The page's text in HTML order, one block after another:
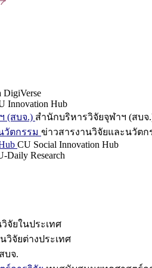
DigiVerse
Innovation Hub
(สบจ.) สำนักบริหารวิจัยจุฬาฯ (สบจ
วัตกรรม ข่าวสารงานวิจัยและนวัตก
CU Social Innovation Hub
Daily Research
จัยในประเทศ
วิจัยต่างประเทศ
บจ.